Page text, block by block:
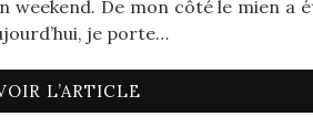
weekend. De mon côté le mien
je porte…
L’ARTICLE